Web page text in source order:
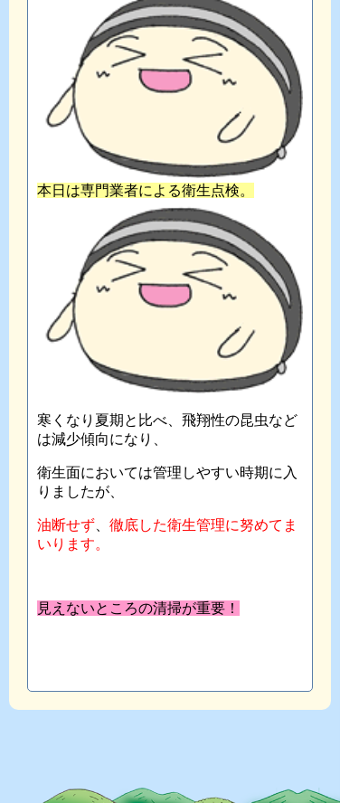
本日は専門業者による衛生点検。
寒くなり夏期と比べ、飛翔性の昆虫など
は減少傾向になり、
衛生面においては管理しやすい時期に入
りましたが、
油断せず
徹底した衛生管理に努めてま
いります。
見えないところの清掃が重要！